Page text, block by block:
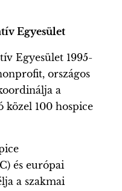
Egyesület
Egyesület 1995-
országos
a
közel 100 hospice
és európai
a szakmai